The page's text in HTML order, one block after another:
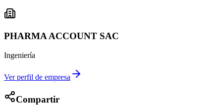
PHARMA ACCOUNT SAC
Ingeniería
Ver perfil de empresa
Compartir